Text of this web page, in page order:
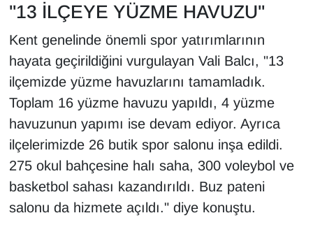
"13 İLÇEYE YÜZME HAVUZU"
Kent genelinde önemli spor yatırımlarının
hayata geçirildiğini vurgulayan Vali Balcı, "13
ilçemizde yüzme havuzlarını tamamladık.
Toplam 16 yüzme havuzu yapıldı, 4 yüzme
havuzunun yapımı ise devam ediyor. Ayrıca
ilçelerimizde 26 butik spor salonu inşa edildi.
275 okul bahçesine halı saha, 300 voleybol ve
basketbol sahası kazandırıldı. Buz pateni
salonu da hizmete açıldı." diye konuştu.